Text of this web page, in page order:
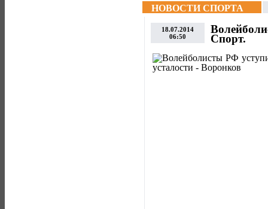
НОВОСТИ СПОРТА
18.07.2014
06:50
Спорт.